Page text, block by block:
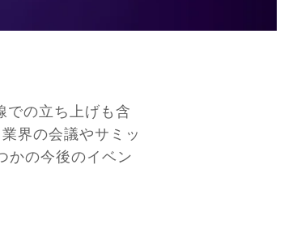
での立ち上げも含
業界の会議やサミッ
かの今後のイベン